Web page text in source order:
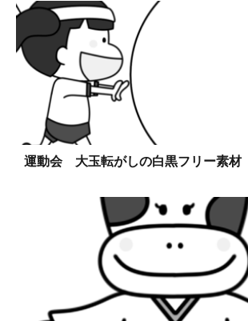
運動会 大玉転がしの白黒フリー素